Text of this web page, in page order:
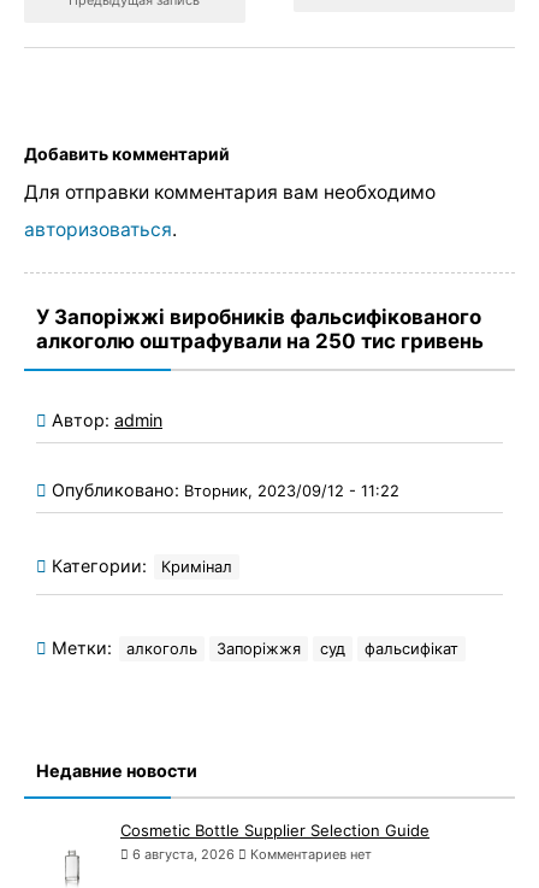
Добавить комментарий
Для отправки комментария вам необходимо
авторизоваться.
У Запоріжжі виробників фальсифікованого
алкоголю оштрафували на 250 тис гривень
Автор: admin
Опубликовано: Вторник, 2023/09/12 - 11:22
Категории: Кримінал
Метки: алкоголь Запоріжжя суд фальсифікат
Недавние новости
Cosmetic Bottle Supplier Selection Guide
6 августа, 2026 Комментариев нет